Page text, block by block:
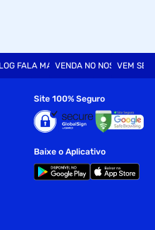
FALA MARTVENDA NO NOSSO SITE
VEM SER
Site 100% Seguro
Baixe o Aplicativo